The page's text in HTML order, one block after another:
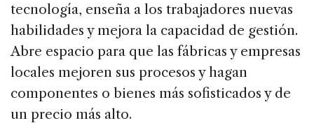
tecnología, enseña a los trabajadores nuevas
habilidades y mejora la capacidad de gestión.
Abre espacio para que las fábricas y empresas
locales mejoren sus procesos y hagan
componentes o bienes más sofisticados y de
un precio más alto.